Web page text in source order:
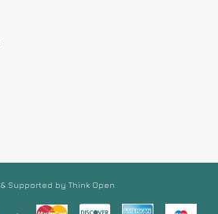
Supported by Think Open